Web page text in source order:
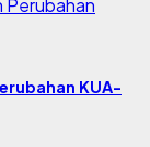
KUA-